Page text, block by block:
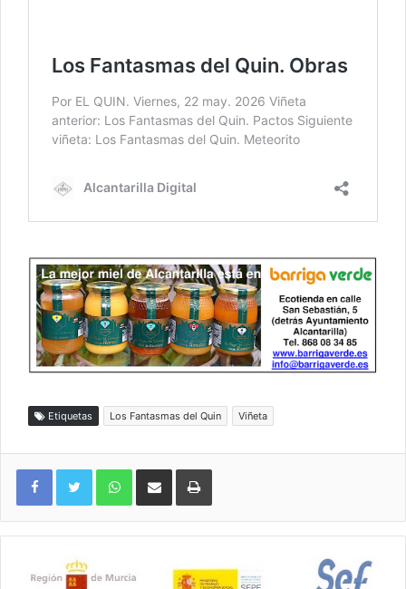
Etiquetas Los Fantasmas del Quin Viñeta
WhatsAppCompartir por correo electrónicoImprimir